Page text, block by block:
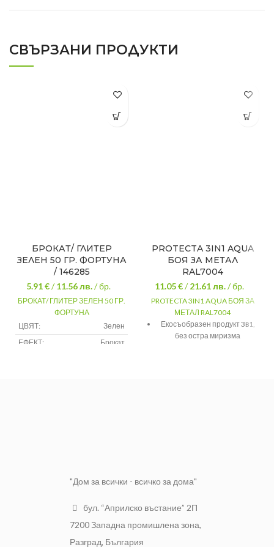
СВЪРЗАНИ ПРОДУКТИ
БРОКАТ/ ГЛИТЕР
ЗЕЛЕН 50 ГР. ФОРТУНА
/ 146285
5.91 €/11.56лв./ бр.
БРОКАТ/ ГЛИТЕР ЗЕЛЕН 50 ГР.
ФОРТУНА
ЦВЯТ:
Зелен
ЕФЕКТ:
Брокат
PROTECTA 3IN1 AQUA
БОЯ ЗА МЕТАЛ
RAL7004
11.05 €/21.61лв./ бр.
PROTECTA 3IN1 AQUA БОЯ ЗА
МЕТАЛ RAL7004
Екосъобразен продукт 3в1,
без остра миризма
10 години корoзионна
съгласно стандарт ISO 12944
"Дом за всички - всичко за дома"
бул. “Априлско въстание” 2П
7200 Западна промишлена зона,
Разград, България